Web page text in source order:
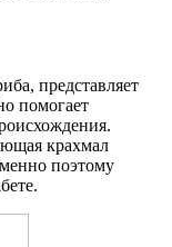
представляет
помогает
крахмал
поэтому